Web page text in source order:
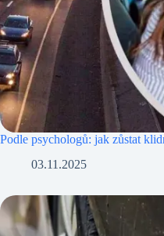
Podle psychologů: jak zůstat
03.11.2025